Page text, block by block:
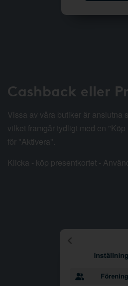
Cashback eller
Vissa av våra butiker är anslutna
vilket framgår tydligt med en
för "Aktivera".
Klicka - köp presentkortet -